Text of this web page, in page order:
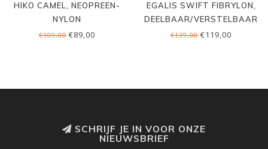
HIKO CAMEL, NEOPREEN-
NYLON
€109,00 €89,00
EGALIS SWIFT FIBRYLON,
DEELBAAR/VERSTELBAAR
€139,00 €119,00
SCHRIJF JE IN VOOR ONZE
NIEUWSBRIEF